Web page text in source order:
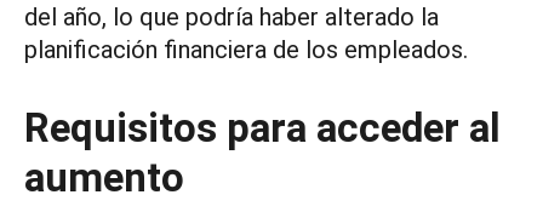
del año, lo que podría haber alterado la
planificación financiera de los empleados.
Requisitos para acceder al
aumento